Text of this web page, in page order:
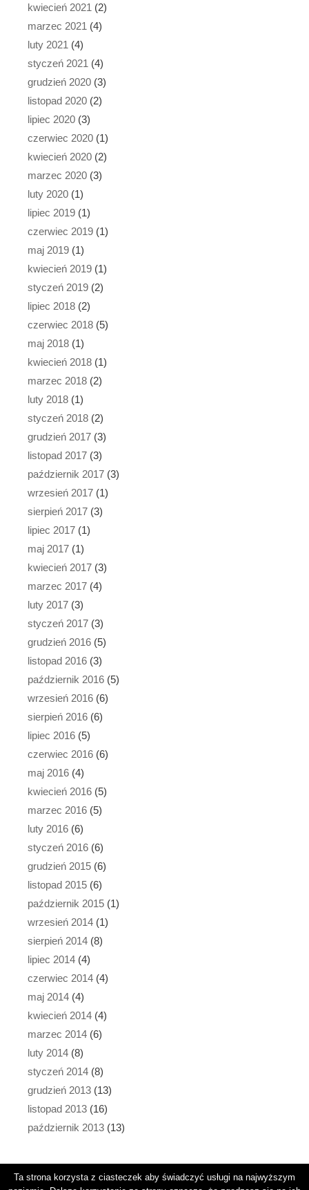
kwiecień 2021 (2)
marzec 2021 (4)
luty 2021 (4)
styczeń 2021 (4)
grudzień 2020 (3)
listopad 2020 (2)
lipiec 2020 (3)
czerwiec 2020 (1)
kwiecień 2020 (2)
marzec 2020 (3)
luty 2020 (1)
lipiec 2019 (1)
czerwiec 2019 (1)
maj 2019 (1)
kwiecień 2019 (1)
styczeń 2019 (2)
lipiec 2018 (2)
czerwiec 2018 (5)
maj 2018 (1)
kwiecień 2018 (1)
marzec 2018 (2)
luty 2018 (1)
styczeń 2018 (2)
grudzień 2017 (3)
listopad 2017 (3)
październik 2017 (3)
wrzesień 2017 (1)
sierpień 2017 (3)
lipiec 2017 (1)
maj 2017 (1)
kwiecień 2017 (3)
marzec 2017 (4)
luty 2017 (3)
styczeń 2017 (3)
grudzień 2016 (5)
listopad 2016 (3)
październik 2016 (5)
wrzesień 2016 (6)
sierpień 2016 (6)
lipiec 2016 (5)
czerwiec 2016 (6)
maj 2016 (4)
kwiecień 2016 (5)
marzec 2016 (5)
luty 2016 (6)
styczeń 2016 (6)
grudzień 2015 (6)
listopad 2015 (6)
październik 2015 (1)
wrzesień 2014 (1)
sierpień 2014 (8)
lipiec 2014 (4)
czerwiec 2014 (4)
maj 2014 (4)
kwiecień 2014 (4)
marzec 2014 (6)
luty 2014 (8)
styczeń 2014 (8)
grudzień 2013 (13)
listopad 2013 (16)
październik 2013 (13)
Ta strona korzysta z ciasteczek aby świadczyć usługi na najwyższym